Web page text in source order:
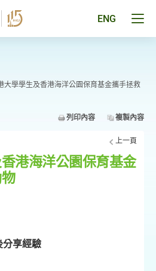
ENG
大學學生及香港海洋公園保育基金攜手拯救
列印內容 複製內容
上一頁
港海洋公園保育基金
分享經驗